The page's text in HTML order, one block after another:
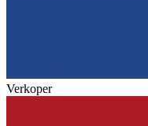
Verkoper